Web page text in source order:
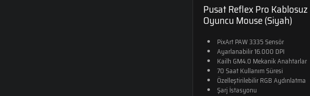
Pusat Reflex Pro Kablosuz
Oyuncu Mouse (Siyah)
PixArt PAW 3335 Sensör
Ayarlanabilir 16.000 DPI
Kailh GM4.0 Mekanik Anahtarlar
70 Saat Kullanım Süresi
Özelleştirilebilir RGB Aydınlatma
Şarj İstasyonu